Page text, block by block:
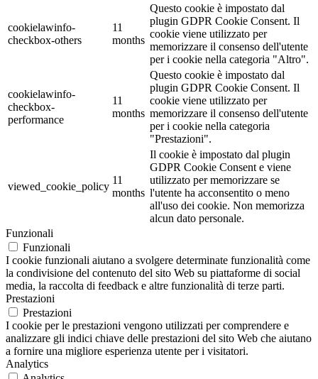
cookielawinfo-
checkbox-others
11
months
Questo cookie è impostato dal
plugin GDPR Cookie Consent. Il
cookie viene utilizzato per
memorizzare il consenso dell'utente
per i cookie nella categoria "Altro".
cookielawinfo-
checkbox-
performance
11
months
Questo cookie è impostato dal
plugin GDPR Cookie Consent. Il
cookie viene utilizzato per
memorizzare il consenso dell'utente
per i cookie nella categoria
"Prestazioni".
viewed_cookie_policy
11
months
Il cookie è impostato dal plugin
GDPR Cookie Consent e viene
utilizzato per memorizzare se
l'utente ha acconsentito o meno
all'uso dei cookie. Non memorizza
alcun dato personale.
Funzionali
Funzionali
I cookie funzionali aiutano a svolgere determinate funzionalità come
la condivisione del contenuto del sito Web su piattaforme di social
media, la raccolta di feedback e altre funzionalità di terze parti.
Prestazioni
Prestazioni
I cookie per le prestazioni vengono utilizzati per comprendere e
analizzare gli indici chiave delle prestazioni del sito Web che aiutano
a fornire una migliore esperienza utente per i visitatori.
Analytics